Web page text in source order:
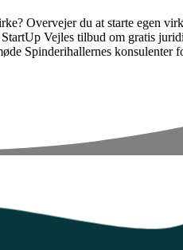
Overvejer du at starte egen
Vejles tilbud om gratis
Spinderihallernes